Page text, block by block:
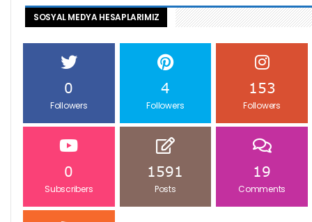
SOSYAL MEDYA HESAPLARIMIZ
0
Followers
4
Followers
153
Followers
0
Subscribers
1591
Posts
19
Comments